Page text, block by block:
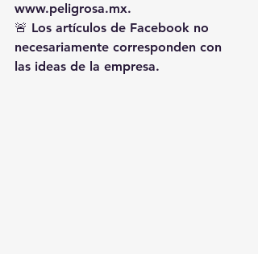
www.peligrosa.mx.
🚨 Los artículos de Facebook no
necesariamente corresponden con
las ideas de la empresa.